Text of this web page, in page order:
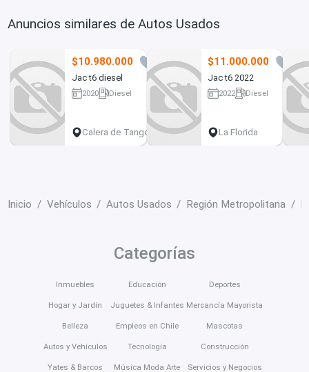
Anuncios similares de Autos Usados
$10.980.000
3
Jac t6 diesel
2020
Diesel
Calera de Tango
$11.000.000
1
Jac t6 2022
2022
Diesel
La Florida
Inicio Vehículos Autos Usados Región Metropolitana
Categorías
Inmuebles
Hogar y Jardín
Belleza
Autos y Vehículos
Yates & Barcos
Educación
Juguetes & Infantes
Empleos en Chile
Tecnología
Música Moda Arte
Deportes
Mercancía Mayorista
Mascotas
Construcción
Servicios y Negocios